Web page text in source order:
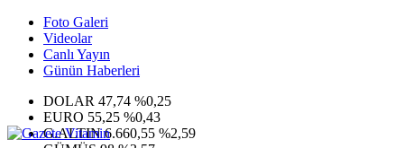
Foto Galeri
Videolar
Canlı Yayın
Günün Haberleri
DOLAR 47,74 %0,25
EURO 55,25 %0,43
G.ALTIN6.660,55 %2,59